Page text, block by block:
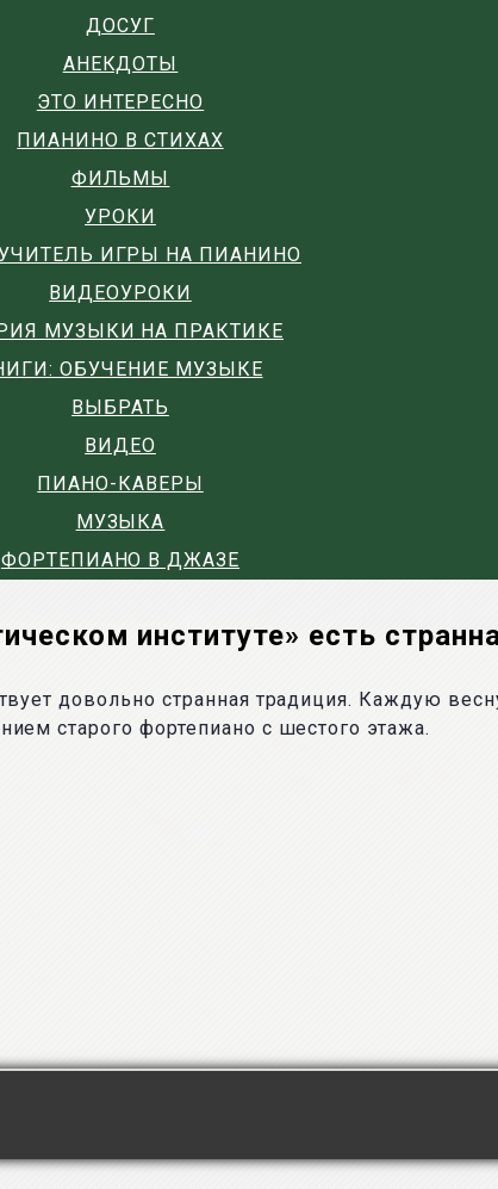
ДОСУГ
АНЕКДОТЫ
ЭТО ИНТЕРЕСНО
ПИАНИНО В СТИХАХ
ФИЛЬМЫ
УРОКИ
ИГРЫ НА ПИАНИНО
ВИДЕОУРОКИ
МУЗЫКИ НА ПРАКТИКЕ
ОБУЧЕНИЕ МУЗЫКЕ
ВЫБРАТЬ
ВИДЕО
ПИАНО-КАВЕРЫ
МУЗЫКА
ФОРТЕПИАНО В ДЖАЗЕ
институте» есть
довольно странная традиция. Каждую
старого фортепиано с шестого этажа.